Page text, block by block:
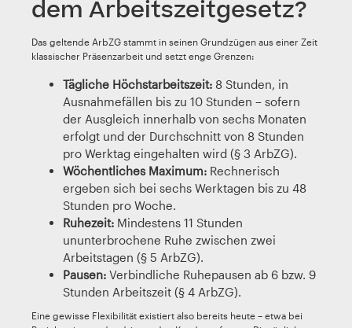
dem Arbeitszeitgesetz?
Das geltende ArbZG stammt in seinen Grundzügen aus einer Zeit
klassischer Präsenzarbeit und setzt enge Grenzen:
Tägliche Höchstarbeitszeit: 8 Stunden, in
Ausnahmefällen bis zu 10 Stunden – sofern
der Ausgleich innerhalb von sechs Monaten
erfolgt und der Durchschnitt von 8 Stunden
pro Werktag eingehalten wird (§ 3 ArbZG).
Wöchentliches Maximum: Rechnerisch
ergeben sich bei sechs Werktagen bis zu 48
Stunden pro Woche.
Ruhezeit: Mindestens 11 Stunden
ununterbrochene Ruhe zwischen zwei
Arbeitstagen (§ 5 ArbZG).
Pausen: Verbindliche Ruhepausen ab 6 bzw. 9
Stunden Arbeitszeit (§ 4 ArbZG).
Eine gewisse Flexibilität existiert also bereits heute – etwa bei